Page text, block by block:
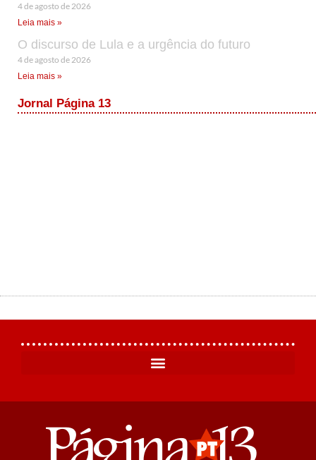
4 de agosto de 2026
Leia mais »
O discurso de Lula e a urgência do futuro
4 de agosto de 2026
Leia mais »
Jornal Página 13